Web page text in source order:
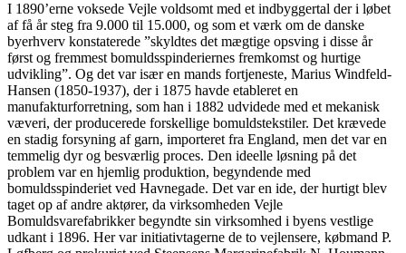
I 1890’erne voksede Vejle voldsomt med et indbyggertal der i løbet
af få år steg fra 9.000 til 15.000, og som et værk om de danske
byerhverv konstaterede ”skyldtes det mægtige opsving i disse år
først og fremmest bomuldsspinderiernes fremkomst og hurtige
udvikling”. Og det var især en mands fortjeneste, Marius Windfeld-
Hansen (1850-1937), der i 1875 havde etableret en
manufakturforretning, som han i 1882 udvidede med et mekanisk
væveri, der producerede forskellige bomuldstekstiler. Det krævede
en stadig forsyning af garn, importeret fra England, men det var en
temmelig dyr og besværlig proces. Den ideelle løsning på det
problem var en hjemlig produktion, begyndende med
bomuldsspinderiet ved Havnegade. Det var en ide, der hurtigt blev
taget op af andre aktører, da virksomheden Vejle
Bomuldsvarefabrikker begyndte sin virksomhed i byens vestlige
udkant i 1896. Her var initiativtagerne de to vejlensere, købmand P.